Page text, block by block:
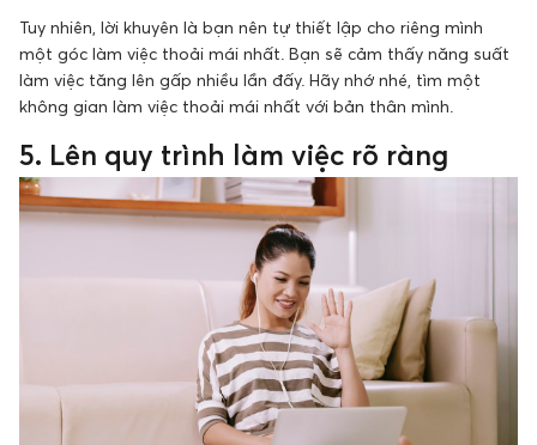
Tuy nhiên, lời khuyên là bạn nên tự thiết lập cho riêng mình
một góc làm việc thoải mái nhất. Bạn sẽ cảm thấy năng suất
làm việc tăng lên gấp nhiều lần đấy. Hãy nhớ nhé, tìm một
không gian làm việc thoải mái nhất với bản thân mình.
5. Lên quy trình làm việc rõ ràng